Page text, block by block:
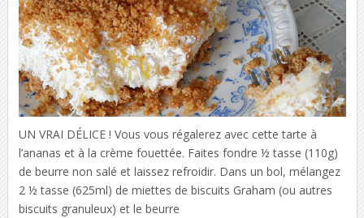
UN VRAI DÉLICE ! Vous vous régalerez avec cette tarte à
l’ananas et à la crème fouettée. Faites fondre ½ tasse (110g)
de beurre non salé et laissez refroidir. Dans un bol, mélangez
2 ½ tasse (625ml) de miettes de biscuits Graham (ou autres
biscuits granuleux) et le beurre